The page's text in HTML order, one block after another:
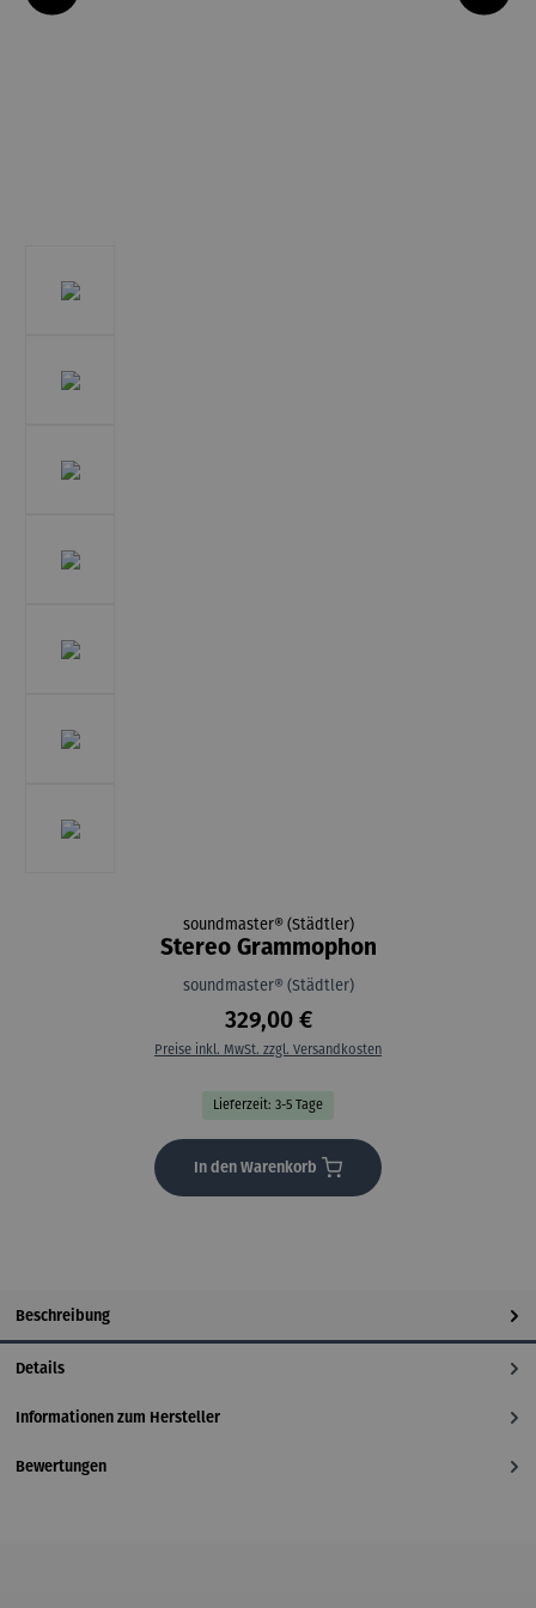
soundmaster® (Städtler)
Stereo Grammophon
soundmaster® (Städtler)
329,00 €
Preise inkl. MwSt. zzgl. Versandkosten
Lieferzeit: 3-5 Tage
In den Warenkorb
Beschreibung
Details
Informationen zum Hersteller
Bewertungen